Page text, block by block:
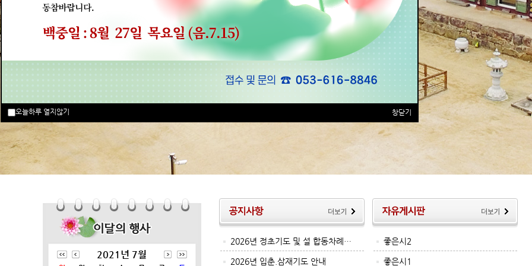
2021년 7월
2026년 정초기도 및 설 합동차례…
2026년 입춘.삼재기도 안내
좋은시2
좋은시1
오늘하루 열지않기 창닫기